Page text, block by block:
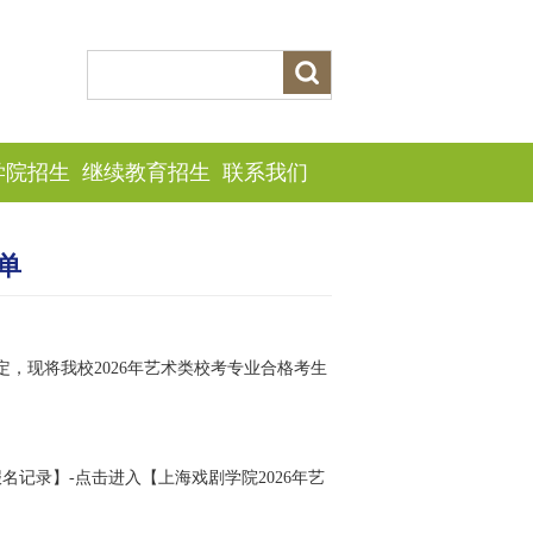
院招生 继续教育招生 联系我们
现将我校2026年艺术类校考专业合格考生
记录】-点击进入【上海戏剧学院2026年艺